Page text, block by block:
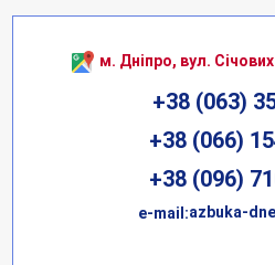
м. Дніпро, вул.
+38 (063)
+38 (066)
+38 (096)
е-mail:azbuka-